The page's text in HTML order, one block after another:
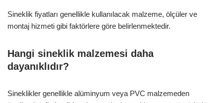
Sineklik fiyatları genellikle kullanılacak malzeme, ölçüler ve
montaj hizmeti gibi faktörlere göre belirlenmektedir.
Hangi sineklik malzemesi daha
dayanıklıdır?
Sineklikler genellikle alüminyum veya PVC malzemeden